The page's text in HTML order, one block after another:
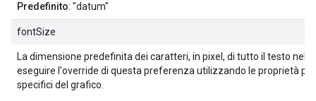
Predefinito: "datum"
fontSize
La dimensione predefinita dei caratteri, in pixel, di tutto il testo nel
eseguire l'override di questa preferenza utilizzando le proprietà
specifici del grafico.